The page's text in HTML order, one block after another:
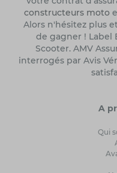
constructeurs moto
Alors n'hésitez plus
de gagner ! Label
Scooter. AMV
interrogés par Avis
A
Qui